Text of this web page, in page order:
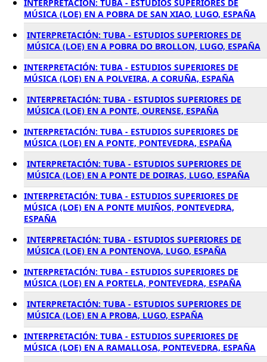
INTERPRETACIÓN: TUBA - ESTUDIOS SUPERIORES DE
MÚSICA (LOE) EN A POBRA DE SAN XIAO, LUGO, ESPAÑA
INTERPRETACIÓN: TUBA - ESTUDIOS SUPERIORES DE
MÚSICA (LOE) EN A POBRA DO BROLLON, LUGO, ESPAÑA
INTERPRETACIÓN: TUBA - ESTUDIOS SUPERIORES DE
MÚSICA (LOE) EN A POLVEIRA, A CORUÑA, ESPAÑA
INTERPRETACIÓN: TUBA - ESTUDIOS SUPERIORES DE
MÚSICA (LOE) EN A PONTE, OURENSE, ESPAÑA
INTERPRETACIÓN: TUBA - ESTUDIOS SUPERIORES DE
MÚSICA (LOE) EN A PONTE, PONTEVEDRA, ESPAÑA
INTERPRETACIÓN: TUBA - ESTUDIOS SUPERIORES DE
MÚSICA (LOE) EN A PONTE DE DOIRAS, LUGO, ESPAÑA
INTERPRETACIÓN: TUBA - ESTUDIOS SUPERIORES DE
MÚSICA (LOE) EN A PONTE MUIÑOS, PONTEVEDRA,
ESPAÑA
INTERPRETACIÓN: TUBA - ESTUDIOS SUPERIORES DE
MÚSICA (LOE) EN A PONTENOVA, LUGO, ESPAÑA
INTERPRETACIÓN: TUBA - ESTUDIOS SUPERIORES DE
MÚSICA (LOE) EN A PORTELA, PONTEVEDRA, ESPAÑA
INTERPRETACIÓN: TUBA - ESTUDIOS SUPERIORES DE
MÚSICA (LOE) EN A PROBA, LUGO, ESPAÑA
INTERPRETACIÓN: TUBA - ESTUDIOS SUPERIORES DE
MÚSICA (LOE) EN A RAMALLOSA, PONTEVEDRA, ESPAÑA